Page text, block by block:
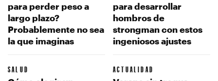
para perder peso a
largo plazo?
Probablemente no sea
la que imaginas
para desarrollar
hombros de
strongman con estos
ingeniosos ajustes
SALUD ACTUALIDAD